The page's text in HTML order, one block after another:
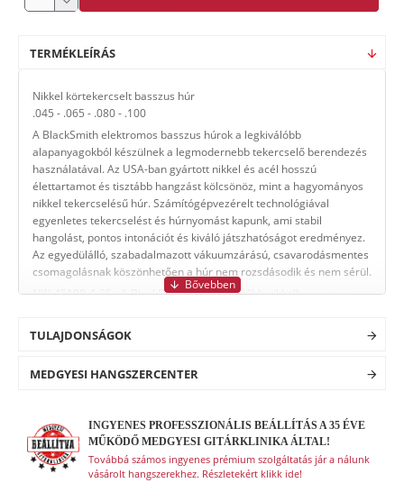
INGYENES PROFESSZIONÁLIS BEÁLLÍTÁS A 35 ÉVE
MŰKÖDŐ MEDGYESI GITÁRKLINIKA ÁLTAL!
Továbbá számos ingyenes prémium szolgáltatás jár a nálunk
vásárolt hangszerekhez. Részletekért klikk ide!
TERMÉKLEÍRÁS
Nikkel körtekercselt basszus húr
.045 - .065 - .080 - .100
A BlackSmith elektromos basszus húrok a legkiválóbb
alapanyagokból készülnek a legmodernebb tekercselő berendezés
használatával. Az USA-ban gyártott nikkel és acél hosszú
élettartamot és tisztább hangzást kölcsönöz, mint a hagyományos
nikkel tekercselésű húr. Számítógépvezérelt technológiával
egyenletes tekercselést és húrnyomást kapunk, ami stabil
hangolást, pontos intonációt és kiváló játszhatóságot eredményez.
Az egyedülálló, szabadalmazott vákuumzárású, csavarodásmentes
csomagolásnak köszönhetően a húr nem rozsdásodik és nem sérül.
NW-45100-4-35 - A BlackSmith legnépszerűbb nikkelbevonatos
verziója. Ezt a sokoldalú húrkészletet a csilingelő hangzás, az átütő
erő és a kényelmes játszhatóság ideális kombinációja jellemzi,
basszusgitárokhoz használható.
TULAJDONSÁGOK
MEDGYESI HANGSZERCENTER